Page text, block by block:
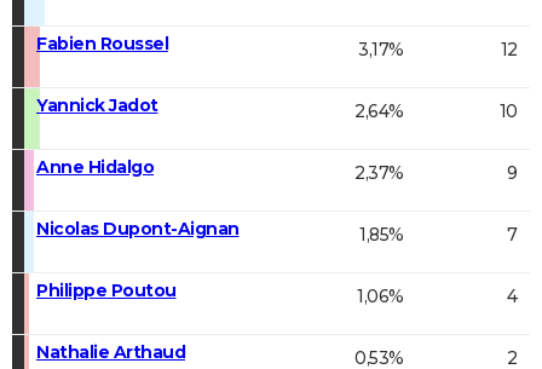
Fabien Roussel 3,17% 12
Yannick Jadot 2,64% 10
Anne Hidalgo 2,37% 9
Nicolas Dupont-Aignan 1,85% 7
Philippe Poutou 1,06% 4
Nathalie Arthaud 0,53% 2